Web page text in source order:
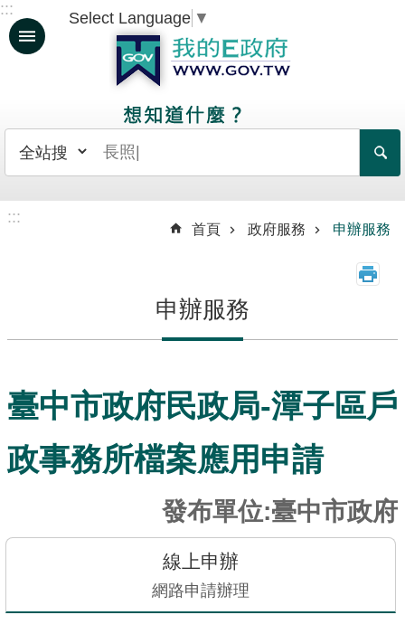
跳到主要內容區塊
常
生
資
訊
布
本
::: Select Language ▼
:::
首頁 政府服務 申辦服務
申辦服務
臺中市政府民政局-潭子區戶
政事務所檔案應用申請
發布單位:臺中市政府
線上申辦
網路申請辦理